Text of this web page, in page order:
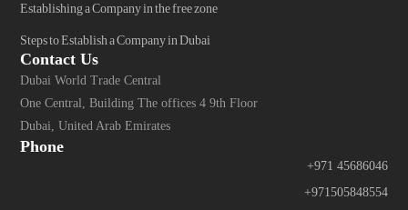
Establishing a Company in the free zone
Steps to Establish a Company in Dubai
Contact Us
Dubai World Trade Central
One Central, Building The offices 4 9th Floor
Dubai, United Arab Emirates
Phone
+971 45686046
+971505848554